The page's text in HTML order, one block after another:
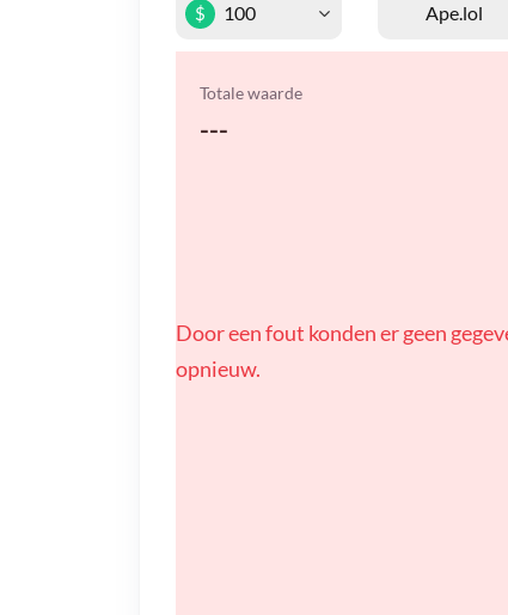
$
Totale waarde
---
Door een fout konden er geen
opnieuw.